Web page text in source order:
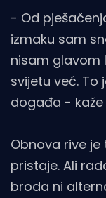
- Od
izmaku sam
nisam glavom
svijetu već. To
događa - kaže
Obnova rive
pristaje. Ali
broda ni